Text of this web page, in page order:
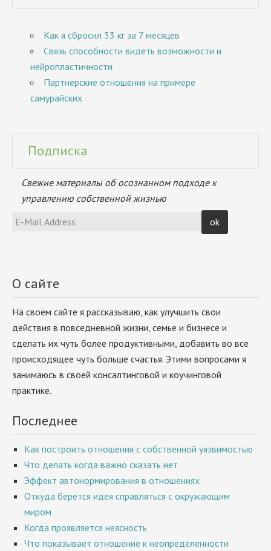
Как я сбросил 33 кг за 7 месяцев
Связь способности видеть возможности и
нейропластичности
Партнерские отношения на примере
самурайских
Подписка
Свежие материалы об осознанном подходе к
управлению собственной жизнью
О сайте
На своем сайте я рассказываю, как улучшить свои
действия в повседневной жизни, семье и бизнесе и
сделать их чуть более продуктивными, добавить во все
происходящее чуть больше счастья. Этими вопросами я
занимаюсь в своей консалтинговой и коучинговой
практике.
Последнее
Как построить отношения с собственной уязвимостью
Что делать когда важно сказать нет
Эффект автонормирования в отношениях
Откуда берется идея справляться с окружающим
миром
Когда проявляется неясность
Что показывает отношение к неопределенности